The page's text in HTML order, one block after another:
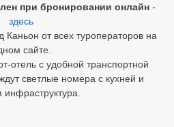
при бронировании онлайн -
здесь
от всех туроператоров на
сайте.
отель с удобной транспортной
светлые номера с кухней и